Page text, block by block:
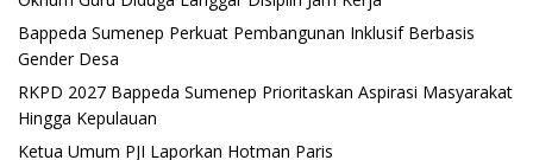
Bappeda Sumenep Perkuat Pembangunan Inklusif Berbasis
Gender Desa
RKPD 2027 Bappeda Sumenep Prioritaskan Aspirasi Masyarakat
Hingga Kepulauan
Ketua Umum PJI Laporkan Hotman Paris